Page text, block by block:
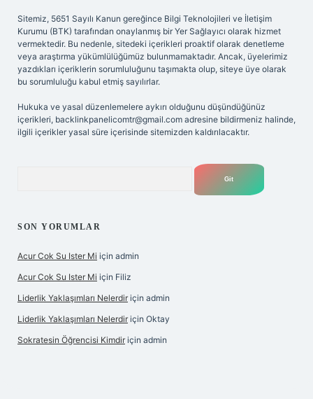
Sitemiz, 5651 Sayılı Kanun gereğince Bilgi Teknolojileri ve İletişim
Kurumu (BTK) tarafından onaylanmış bir Yer Sağlayıcı olarak hizmet
vermektedir. Bu nedenle, sitedeki içerikleri proaktif olarak denetleme
veya araştırma yükümlülüğümüz bulunmamaktadır. Ancak, üyelerimiz
yazdıkları içeriklerin sorumluluğunu taşımakta olup, siteye üye olarak
bu sorumluluğu kabul etmiş sayılırlar.
Hukuka ve yasal düzenlemelere aykırı olduğunu düşündüğünüz
içerikleri, backlinkpanelicomtr@gmail.com adresine bildirmeniz halinde,
ilgili içerikler yasal süre içerisinde sitemizden kaldırılacaktır.
SON YORUMLAR
Acur Cok Su Ister Mi için admin
Acur Cok Su Ister Mi için Filiz
Liderlik Yaklaşımları Nelerdir için admin
Liderlik Yaklaşımları Nelerdir için Oktay
Sokratesin Öğrencisi Kimdir için admin